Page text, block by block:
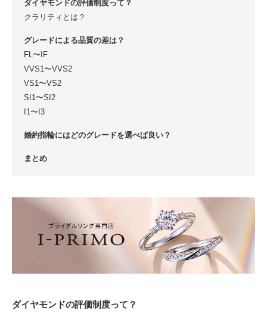
ダイヤモンドの評価制度って？
クラリティとは？
グレードによる品質の差は？
FL〜IF
VVS1〜VVS2
VS1〜VS2
SI1〜SI2
I1〜I3
婚約指輪にはどのグレードを選べば良い？
まとめ
ダイヤモンドの評価制度って？